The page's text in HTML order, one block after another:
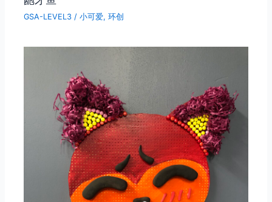
GSA-LEVEL3 /小可爱,环创